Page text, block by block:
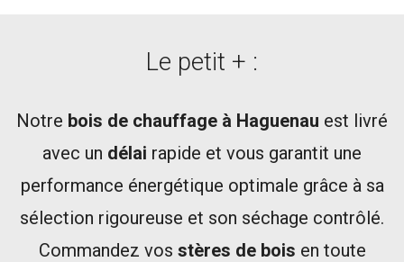
Le petit + :
Notre bois de chauffage à Haguenau est livré
avec un délai rapide et vous garantit une
performance énergétique optimale grâce à sa
sélection rigoureuse et son séchage contrôlé.
Commandez vos stères de bois en toute